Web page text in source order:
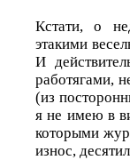
Кстати, о
этакими
И
работягами,
(из
я не имею в
которыми
износ,